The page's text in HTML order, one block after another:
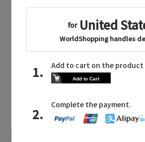
現代のユーティ
旬ヘッ
LATEST